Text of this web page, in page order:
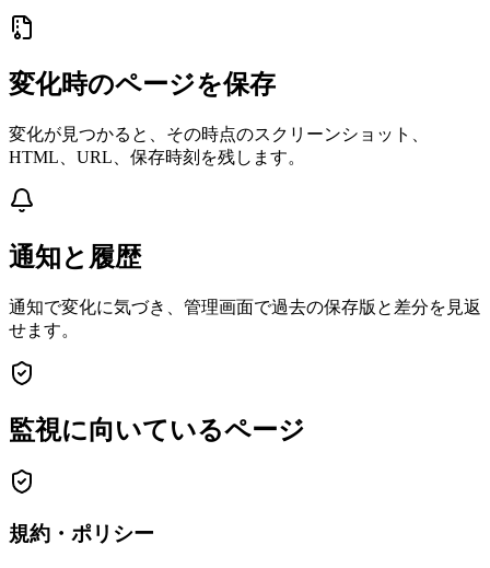
変化時のページを保存
変化が見つかると、その時点のスクリーンショット、
HTML、URL、保存時刻を残します。
通知と履歴
通知で変化に気づき、管理画面で過去の保存版と差分を見返
せます。
監視に向いているページ
規約・ポリシー